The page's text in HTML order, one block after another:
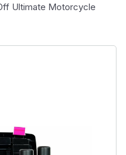
Ultimate Motorcycle